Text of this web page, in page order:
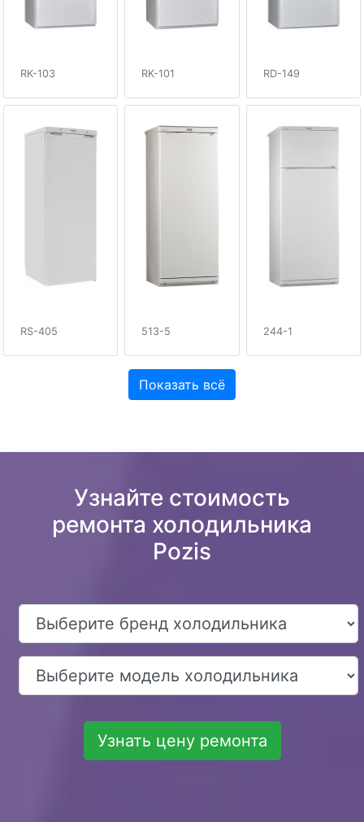
RK-103 RK-101 RD-149
RS-405 513-5 244-1
Показать всё
Узнайте стоимость
ремонта холодильника
Pozis
Узнать цену ремонта